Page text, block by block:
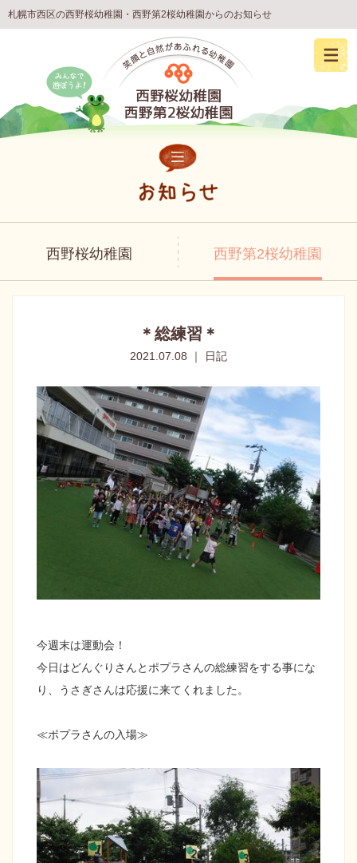
札幌市西区の西野桜幼稚園・西野第2桜幼稚園からのお知らせ
西野桜幼稚園 西野第2桜幼稚園
＊総練習＊
2021.07.08 ｜ 日記
今週末は運動会！
今日はどんぐりさんとポプラさんの総練習をする事にな
り、うさぎさんは応援に来てくれました。
≪ポプラさんの入場≫